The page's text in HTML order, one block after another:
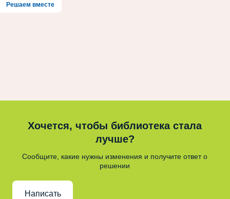
Решаем вместе
Хочется, чтобы библиотека стала
лучше?
Сообщите, какие нужны изменения и получите ответ о
решении
Написать